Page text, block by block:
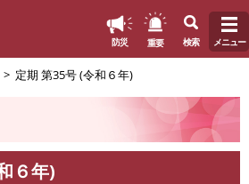
防災 重要 検索 メニュー
定期 第35号 (令和６年)
６年)